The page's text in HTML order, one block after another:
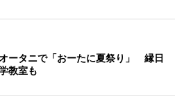
ータニで「おーたに夏祭り」 縁日
教室も